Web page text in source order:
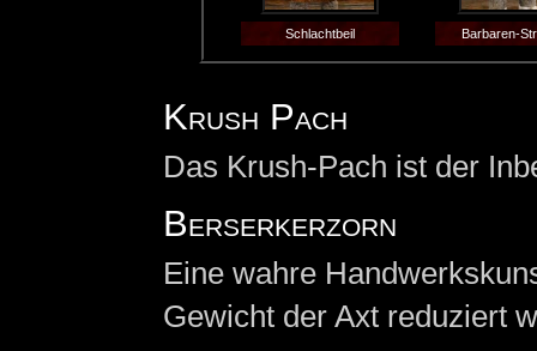
Schlachtbeil Barbaren-
Krush Pach
Das Krush-Pach ist der
Berserkerzorn
Eine wahre
Gewicht der Axt reduziert